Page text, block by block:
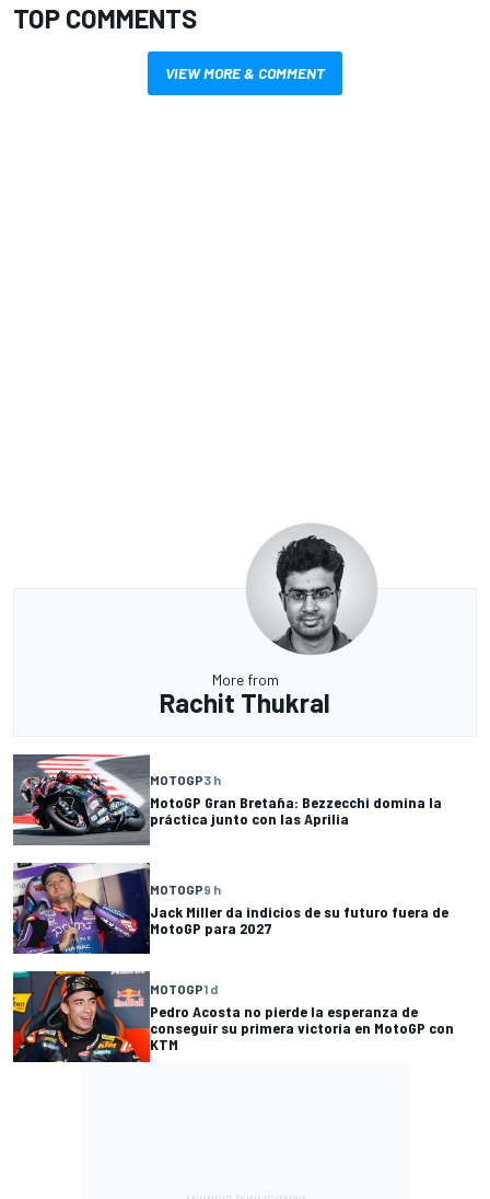
TOP COMMENTS
VIEW MORE & COMMENT
More from
Rachit Thukral
MOTOGP3 h
MotoGP Gran Bretaña: Bezzecchi domina la
práctica junto con las Aprilia
MOTOGP9 h
Jack Miller da indicios de su futuro fuera de
MotoGP para 2027
MOTOGP1 d
Pedro Acosta no pierde la esperanza de
conseguir su primera victoria en MotoGP con
KTM